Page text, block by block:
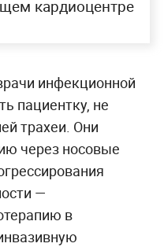
кардиоцентре
инфекционной
пациентку, не
трахеи. Они
через носовые
—
в